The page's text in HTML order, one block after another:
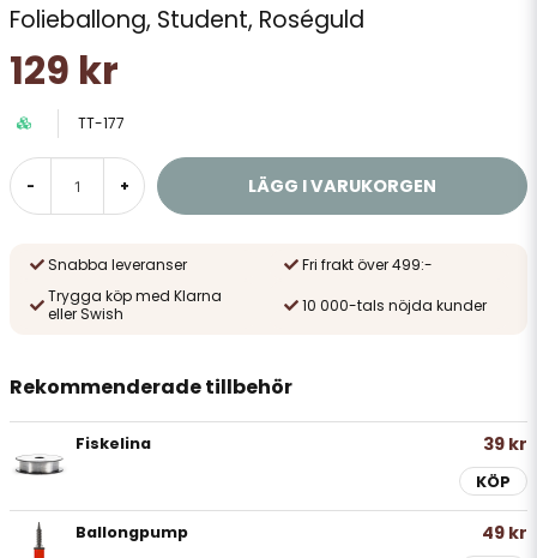
Folieballong, Student, Roséguld
129 kr
TT-177
- + LÄGG I VARUKORGEN
Snabba leveranser
Fri frakt över 499:-
Trygga köp med Klarna
eller Swish
10 000-tals nöjda kunder
Rekommenderade tillbehör
Fiskelina 39 kr
KÖP
Ballongpump 49 kr